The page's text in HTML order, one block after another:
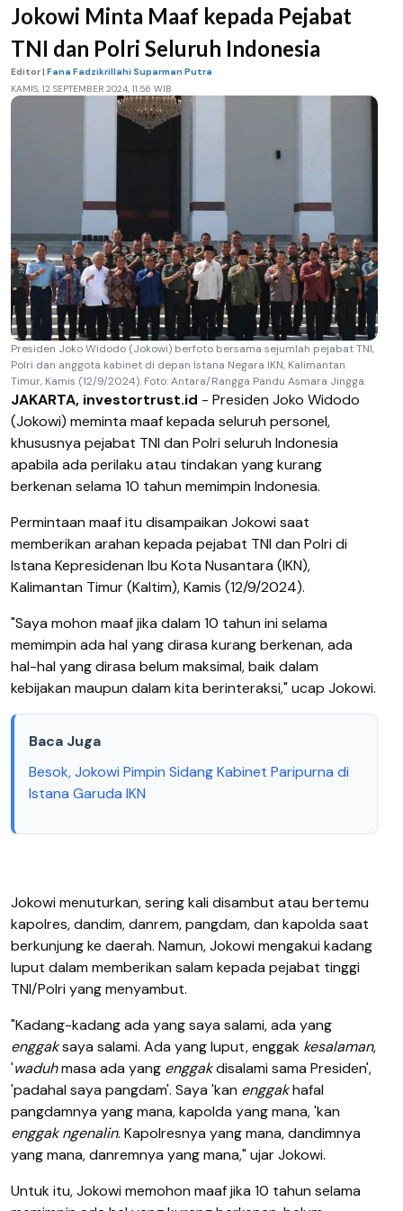
Jokowi Minta Maaf kepada Pejabat
TNI dan Polri Seluruh Indonesia
Editor | Fana Fadzikrillahi Suparman Putra
KAMIS, 12 SEPTEMBER 2024, 11.56 WIB
Presiden Joko Widodo (Jokowi) berfoto bersama sejumlah pejabat TNI,
Polri dan anggota kabinet di depan Istana Negara IKN, Kalimantan
Timur, Kamis (12/9/2024). Foto: Antara/Rangga Pandu Asmara Jingga.
JAKARTA, investortrust.id - Presiden Joko Widodo
(Jokowi) meminta maaf kepada seluruh personel,
khususnya pejabat TNI dan Polri seluruh Indonesia
apabila ada perilaku atau tindakan yang kurang
berkenan selama 10 tahun memimpin Indonesia.
Permintaan maaf itu disampaikan Jokowi saat
memberikan arahan kepada pejabat TNI dan Polri di
Istana Kepresidenan Ibu Kota Nusantara (IKN),
Kalimantan Timur (Kaltim), Kamis (12/9/2024).
"Saya mohon maaf jika dalam 10 tahun ini selama
memimpin ada hal yang dirasa kurang berkenan, ada
hal-hal yang dirasa belum maksimal, baik dalam
kebijakan maupun dalam kita berinteraksi," ucap Jokowi.
Baca Juga
Besok, Jokowi Pimpin Sidang Kabinet Paripurna di
Istana Garuda IKN
Jokowi menuturkan, sering kali disambut atau bertemu
kapolres, dandim, danrem, pangdam, dan kapolda saat
berkunjung ke daerah. Namun, Jokowi mengakui kadang
luput dalam memberikan salam kepada pejabat tinggi
TNI/Polri yang menyambut.
"Kadang-kadang ada yang saya salami, ada yang
enggaksaya salami. Ada yang luput, enggak kesalaman,
'waduhmasa ada yang enggakdisalami sama Presiden',
'padahal saya pangdam'. Saya 'kan enggakhafal
pangdamnya yang mana, kapolda yang mana, 'kan
enggak ngenalin. Kapolresnya yang mana, dandimnya
yang mana, danremnya yang mana," ujar Jokowi.
Untuk itu, Jokowi memohon maaf jika 10 tahun selama